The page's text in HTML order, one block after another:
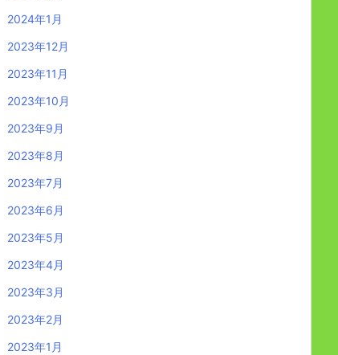
2024年1月
2023年12月
2023年11月
2023年10月
2023年9月
2023年8月
2023年7月
2023年6月
2023年5月
2023年4月
2023年3月
2023年2月
2023年1月